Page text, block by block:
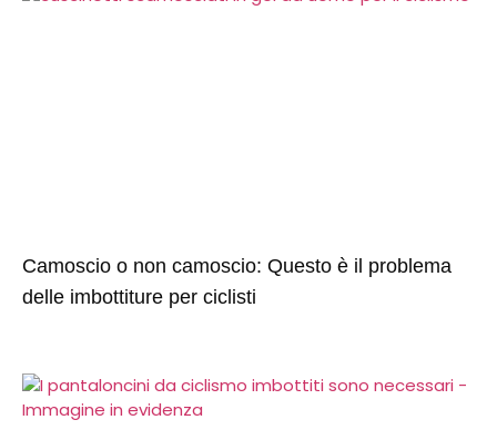
Camoscio o non camoscio: Questo è il problema
delle imbottiture per ciclisti